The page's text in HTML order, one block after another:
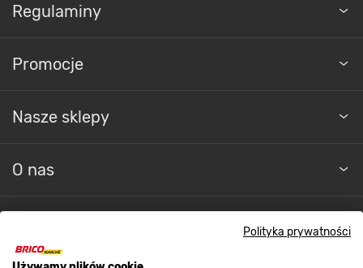
Polityka prywatności
Regulaminy
Promocje
Nasze sklepy
O nas